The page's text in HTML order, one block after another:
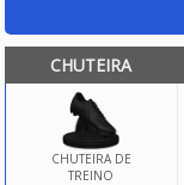
CHUTEIRA
CHUTEIRA DE
TREINO